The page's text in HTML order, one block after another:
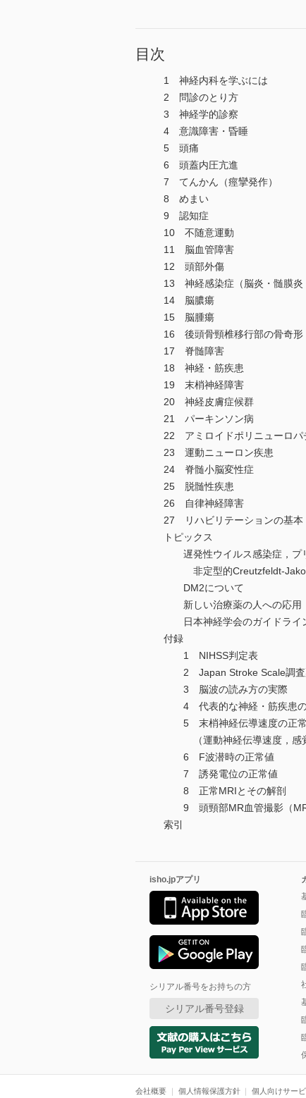
目次
1 神経内科を学ぶには
2 問診のとり方
3 神経学的診察
4 意識障害・昏睡
5 頭痛
6 頭蓋内圧亢進
7 てんかん（痙攣発作）
8 めまい
9 認知症
10 不随意運動
11 脳血管障害
12 頭部外傷
13 神経感染症（脳炎・髄膜炎
14 脳膿瘍
15 脳腫瘍
16 後頭骨頸椎移行部の骨奇形
17 脊髄障害
18 神経・筋疾患
19 末梢神経障害
20 神経皮膚症候群
21 パーキンソン病
22 アミロイドポリニューロパ
23 運動ニューロン疾患
24 脊髄小脳変性症
25 脱髄性疾患
26 自律神経障害
27 リハビリテーションの基本
トピックス
遅発性ウイルス感染症，プ
非定型的Creutzfeldt-
DM2について
新しい治療薬の人への応用
日本神経学会のガイドライ
付録
1 NIHSS判定表
2 Japan Stroke Scale調査
3 脳波の読み方の実際
4 代表的な神経・筋疾患の
5 末梢神経伝導速度の正
（運動神経伝導速度，感覚
6 F波潜時の正常値
7 誘発電位の正常値
8 正常MRIとその解剖
9 頭頸部MR血管撮影（
索引
isho.jpアプリ
シリアル番号をお持ちの方
シリアル番号登録
会社概要 個人情報保護方針 個人向けサー